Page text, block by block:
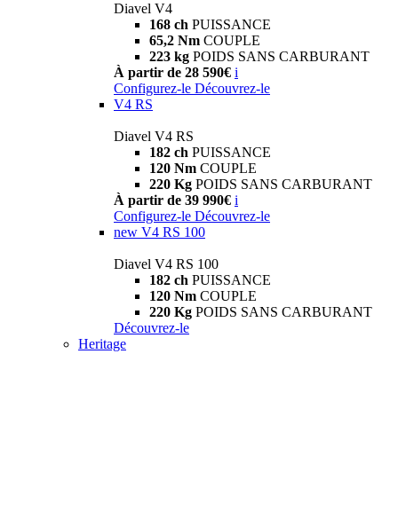
Diavel V4
168 ch PUISSANCE
65,2 Nm COUPLE
223 kg POIDS SANS CARBURANT
À partir de 28 590€ i
Configurez-le Découvrez-le
V4 RS
Diavel V4 RS
182 ch PUISSANCE
120 Nm COUPLE
220 Kg POIDS SANS CARBURANT
À partir de 39 990€ i
Configurez-le Découvrez-le
new V4 RS 100
Diavel V4 RS 100
182 ch PUISSANCE
120 Nm COUPLE
220 Kg POIDS SANS CARBURANT
Découvrez-le
Heritage